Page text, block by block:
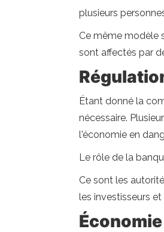
plusieurs
Ce même modèle
sont affectés par
Étant donné la
nécessaire.
l'économie en
Le rôle de la
Ce sont les
les investisseurs